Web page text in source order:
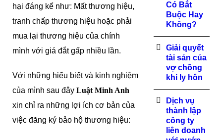
hại đáng kể như: Mất thương hiệu,
tranh chấp thương hiệu hoặc phải
mua lại thương hiệu của chính
mình với giá đắt gấp nhiều lần.
Với những hiểu biết và kinh nghiệm
của mình sau đây Luật Minh Anh
xin chỉ ra những lợi ích cơ bản của
việc đăng ký bảo hộ thương hiệu:
Có Bắt
Buộc Hay
Không?
Giải quyết
tài sản của
vợ chồng
khi ly hôn
Dịch vụ
thành lập
công ty
liên doanh